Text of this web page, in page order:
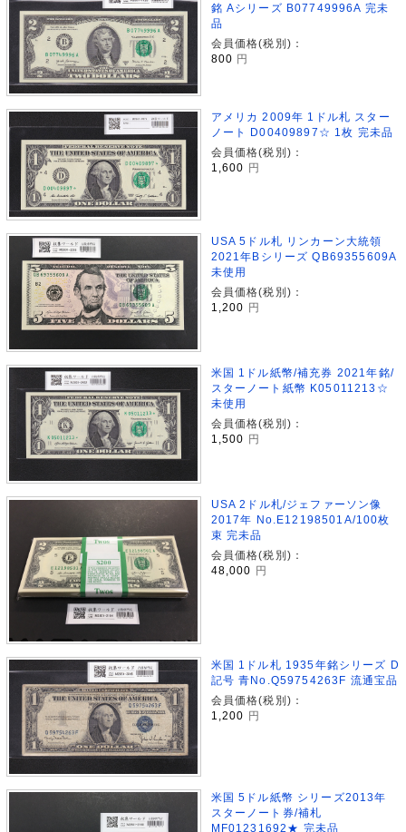
銘 Aシリーズ B07749996A 完未
品
会員価格(税別)：
800 円
アメリカ 2009年 1ドル札 スター
ノート D00409897☆ 1枚 完未品
会員価格(税別)：
1,600
円
USA 5ドル札 リンカーン大統領
2021年Bシリーズ QB69355609A
未使用
会員価格(税別)：
1,200 円
米国 1ドル紙幣/補充券 2021年銘/
スターノート紙幣 K05011213☆
未使用
会員価格(税別)：
1,500 円
USA 2ドル札/ジェファーソン像
2017年 No.E12198501A/100枚
束 完未品
会員価格(税別)：
48,000
円
米国 1ドル札 1935年銘シリーズ D
記号 青No.Q59754263F 流通宝品
会員価格(税別)：
1,200
円
米国 5ドル紙幣 シリーズ2013年
スターノート券/補札
MF01231692★ 完未品